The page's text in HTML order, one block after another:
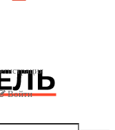
Войти